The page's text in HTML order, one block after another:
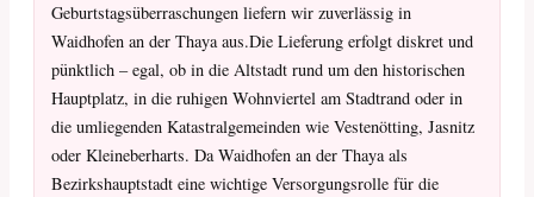
Geburtstagsüberraschungen liefern wir zuverlässig in
Waidhofen an der Thaya aus.Die Lieferung erfolgt diskret und
pünktlich – egal, ob in die Altstadt rund um den historischen
Hauptplatz, in die ruhigen Wohnviertel am Stadtrand oder in
die umliegenden Katastralgemeinden wie Vestenötting, Jasnitz
oder Kleineberharts. Da Waidhofen an der Thaya als
Bezirkshauptstadt eine wichtige Versorgungsrolle für die